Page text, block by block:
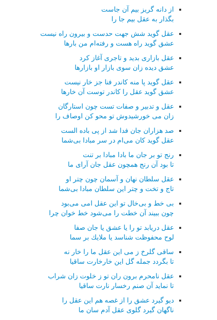
از دانه گریز بیم آن جاست
بگذار به عقل بیم جا را
عقل گوید شش جهت حدست و بیرون راه نیست
عشق گوید راه هست و رفته‌ام من بارها
عقل بازاری بدید و تاجری آغاز كرد
عشق دیده زان سوی بازار او بازارها
عقل گوید پا منه كاندر فنا جز خار نیست
عشق گوید عقل را كاندر توست آن خارها
عقل و تدبیر و صفات تست چون استارگان
زان می خورشیدوش تو محو كن اوصاف را
صد هزاران جان فدا شد از پی باده الست
عقل گوید كان می‌ام در سر مبادا بی‌شما
رنج تو بر جان ما بادا مبادا بر تنت
تا بود آن رنج همچون عقل جان آرای ما
عقل سلطان نهان و آسمان چون چتر او
تاج و تخت و چتر این سلطان مبادا بی‌شما
بی خط و بی‌خال تو این عقل امی می‌بود
چون ببیند آن خطت را می‌شود خط خوان چرا
عقل دریابد تو را یا عشق یا جان صفا
لوح محفوظت شناسد یا ملایك بر سما
ساقی گلرخ ز می این عقل ما را خار نه
تا بگردد جمله گل این خارخارت ساقیا
عقل نامحرم برون ران تو ز خلوت زان شراب
تا نماید آن صنم رخسار نارت ساقیا
دیو گیرد عشق را از غصه هم این عقل را
ناگهان گیرد گلوی عقل آدم سان ما